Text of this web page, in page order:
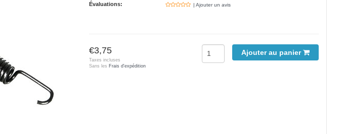
Évaluations:
| Ajouter un avis
€3,75
Taxes incluses
Sans les Frais d'expédition
Ajouter au panier